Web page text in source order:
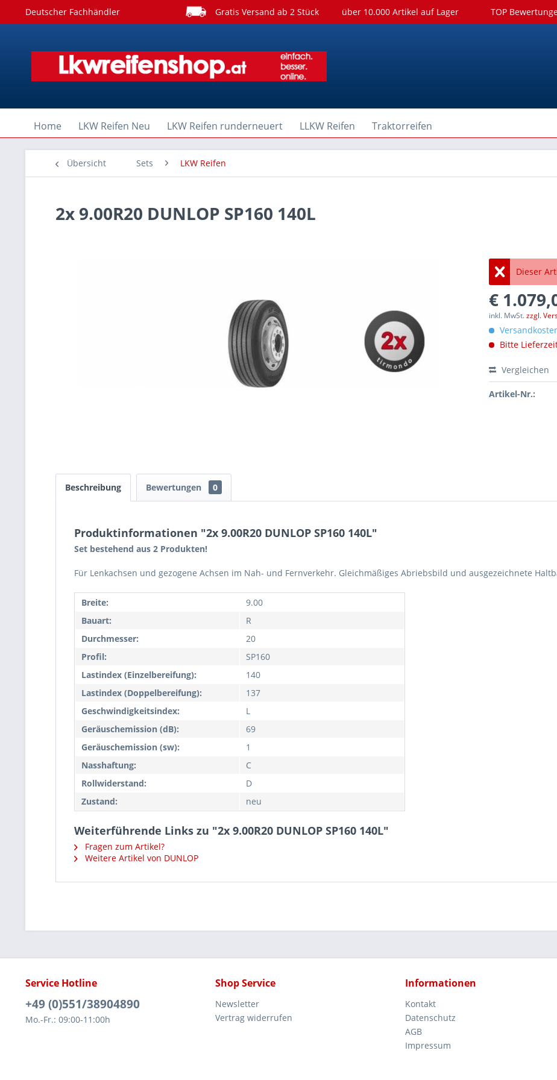
Deutscher Fachhändler Gratis Versand ab 2 Stück über 10.000 Artikel auf Lager TOP
Home LKW Reifen Neu LKW Reifen runderneuert LLKW Reifen Traktorreifen
Übersicht Sets LKW Reifen
2x 9.00R20 DUNLOP SP160 140L
Dieser
€
inkl. MwSt.zzgl.
Bitte
Vergleichen
Artikel-Nr.:
Beschreibung Bewertungen 0
Produktinformationen "2x 9.00R20 DUNLOP SP160 140L"
Set bestehend aus 2 Produkten!
Für Lenkachsen und gezogene Achsen im Nah- und Fernverkehr. Gleichmäßiges Abriebsbild und ausgezeichnete
Breite:
9.00
Bauart:
R
Durchmesser:
20
Profil:
SP160
Lastindex (Einzelbereifung):
140
Lastindex (Doppelbereifung):
137
Geschwindigkeitsindex:
L
Geräuschemission (dB):
69
Geräuschemission (sw):
1
Nasshaftung:
C
Rollwiderstand:
D
Zustand:
neu
Weiterführende Links zu "2x 9.00R20 DUNLOP SP160 140L"
Fragen zum Artikel?
Weitere Artikel von DUNLOP
Service Hotline
+49 (0)551/38904890
Mo.-Fr.: 09:00-11:00h
Shop Service
Newsletter
Vertrag widerrufen
Informationen
Kontakt
Datenschutz
AGB
Impressum